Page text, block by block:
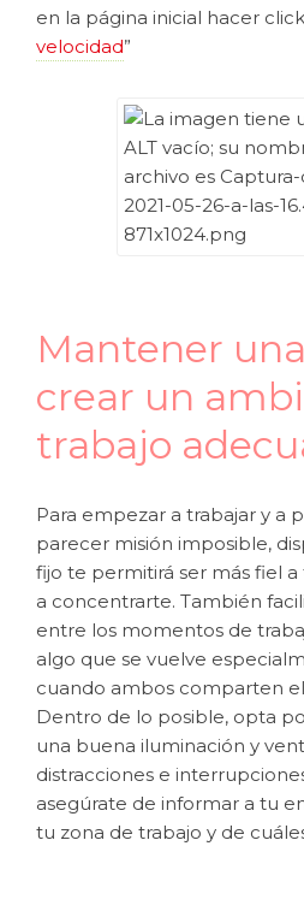
en la página inicial hacer
velocidad”
Mantener
crear un
trabajo
Para empezar a trabajar y a
parecer misión imposible,
fijo te permitirá ser más fiel
a concentrarte. También
entre los momentos de
algo que se vuelve
cuando ambos comparten
Dentro de lo posible, opta
una buena iluminación y
distracciones e
asegúrate de informar a tu
tu zona de trabajo y de